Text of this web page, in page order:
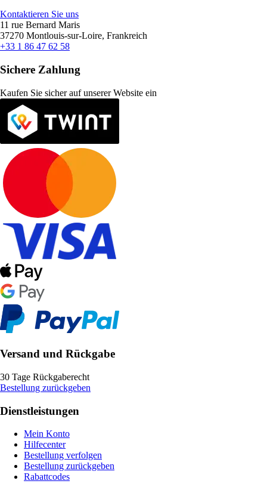
Kontaktieren Sie uns
11 rue Bernard Maris
37270 Montlouis-sur-Loire, Frankreich
+33 1 86 47 62 58
Sichere Zahlung
Kaufen Sie sicher auf unserer Website ein
Versand und Rückgabe
30 Tage Rückgaberecht
Bestellung zurückgeben
Dienstleistungen
Mein Konto
Hilfecenter
Bestellung verfolgen
Bestellung zurückgeben
Rabattcodes